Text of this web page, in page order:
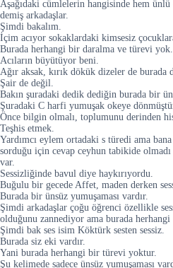
Aşağıdaki cümlelerin hangisinde hem ünlü
demiş arkadaşlar.
Şimdi bakalım.
İçim acıyor sokaklardaki kimsesiz
Burada herhangi bir daralma ve türevi yok.
Acıların büyütüyor beni.
Ağır aksak, kırık dökük dizeler de burada
Şair de değil.
Bakın şuradaki dedik dediğin burada bir
Şuradaki C harfi yumuşak okeye
Önce bilgin olmalı, toplumunu derinden
Teşhis etmek.
Yardımcı eylem ortadaki s türedi ama
sorduğu için cevap ceyhun tabikide
var.
Sessizliğinde bavul diye haykırıyordu.
Buğulu bir gecede Affet, maden derken
Burada bir ünsüz yumuşaması vardır.
Şimdi arkadaşlar çoğu öğrenci özellikle
olduğunu zannediyor ama burada
Şimdi bak ses isim Köktürk sesten sessiz.
Burada siz eki vardır.
Yani burada herhangi bir türevi yoktur.
Şu kelimede sadece ünsüz yumuşaması